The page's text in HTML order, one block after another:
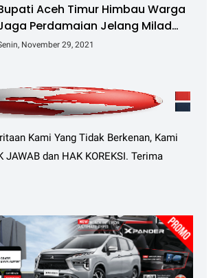
Aceh Timur Himbau Warga
Perdamaian Jelang Milad
Ke-45
November 29, 2021
Kami Yang Tidak Berkenan, Kami
JAWAB dan HAK KOREKSI. Terima